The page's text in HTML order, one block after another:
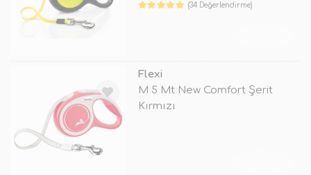
(34 Değerlendirme)
Flexi
M 5 Mt New Comfort Şerit
Kırmızı